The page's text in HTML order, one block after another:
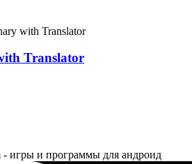
Translator
- игры и программы для андроид